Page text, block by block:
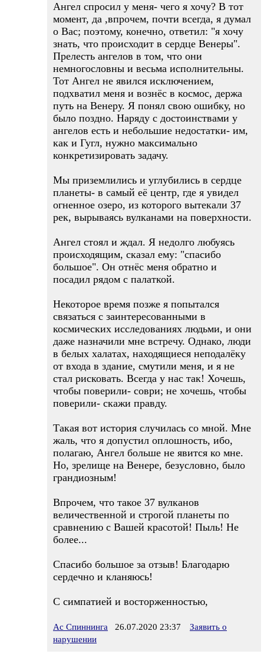
Ангел спросил у меня- чего я хочу? В тот
момент, да ,впрочем, почти всегда, я думал
о Вас; поэтому, конечно, ответил: "я хочу
знать, что происходит в сердце Венеры".
Прелесть ангелов в том, что они
немногословны и весьма исполнительны.
Тот Ангел не явился исключением,
подхватил меня и вознёс в космос, держа
путь на Венеру. Я понял свою ошибку, но
было поздно. Наряду с достоинствами у
ангелов есть и небольшие недостатки- им,
как и Гугл, нужно максимально
конкретизировать задачу.
Мы приземлились и углубились в сердце
планеты- в самый её центр, где я увидел
огненное озеро, из которого вытекали 37
рек, вырываясь вулканами на поверхности.
Ангел стоял и ждал. Я недолго любуясь
происходящим, сказал ему: "спасибо
большое". Он отнёс меня обратно и
посадил рядом с палаткой.
Некоторое время позже я попытался
связаться с заинтересованными в
космических исследованиях людьми, и они
даже назначили мне встречу. Однако, люди
в белых халатах, находящиеся неподалёку
от входа в здание, смутили меня, и я не
стал рисковать. Всегда у нас так! Хочешь,
чтобы поверили- соври; не хочешь, чтобы
поверили- скажи правду.
Такая вот история случилась со мной. Мне
жаль, что я допустил оплошность, ибо,
полагаю, Ангел больше не явится ко мне.
Но, зрелище на Венере, безусловно, было
грандиозным!
Впрочем, что такое 37 вулканов
величественной и строгой планеты по
сравнению с Вашей красотой! Пыль! Не
более...
Спасибо большое за отзыв! Благодарю
сердечно и кланяюсь!
С симпатией и восторженностью,
Ас Спиннинга 26.07.2020 23:37
Заявить о
нарушении